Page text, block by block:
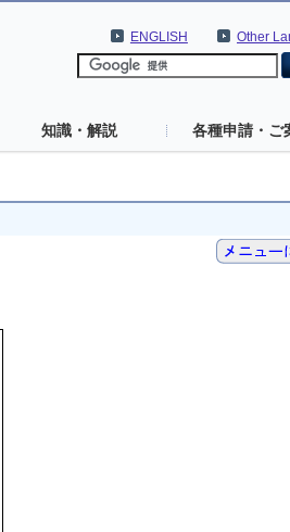
Other
ENGLISH
知識・解説 各種申請・ご